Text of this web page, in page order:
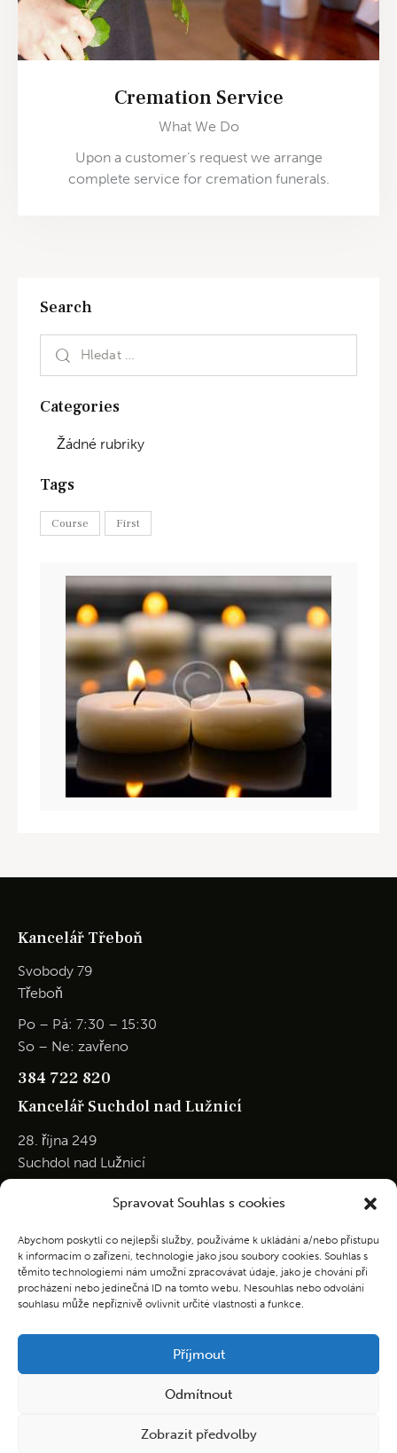
Spravovat Souhlas s cookies
Abychom poskytli co nejlepší služby, používáme k ukládání a/nebo přístupu
k informacím o zařízení, technologie jako jsou soubory cookies. Souhlas s
těmito technologiemi nám umožní zpracovávat údaje, jako je chování při
procházení nebo jedinečná ID na tomto webu. Nesouhlas nebo odvolání
souhlasu může nepříznivě ovlivnit určité vlastnosti a funkce.
Příjmout
Odmítnout
Zobrazit předvolby
Cremation Service
What We Do
Upon a customer’s request we arrange
complete service for cremation funerals.
Search
Categories
Žádné rubriky
Tags
Course First
Kancelář Třeboň
Svobody 79
Třeboň
Po – Pá: 7:30 – 15:30
So – Ne: zavřeno
384 722 820
Kancelář Suchdol nad Lužnicí
28. října 249
Suchdol nad Lužnicí
So – Ne: zavřeno
384 385 251
Kontakt
NONSTOP SLUŽBA:
Jiří Beníšek / František Beníšek
Informace o zpracování osobních údajů